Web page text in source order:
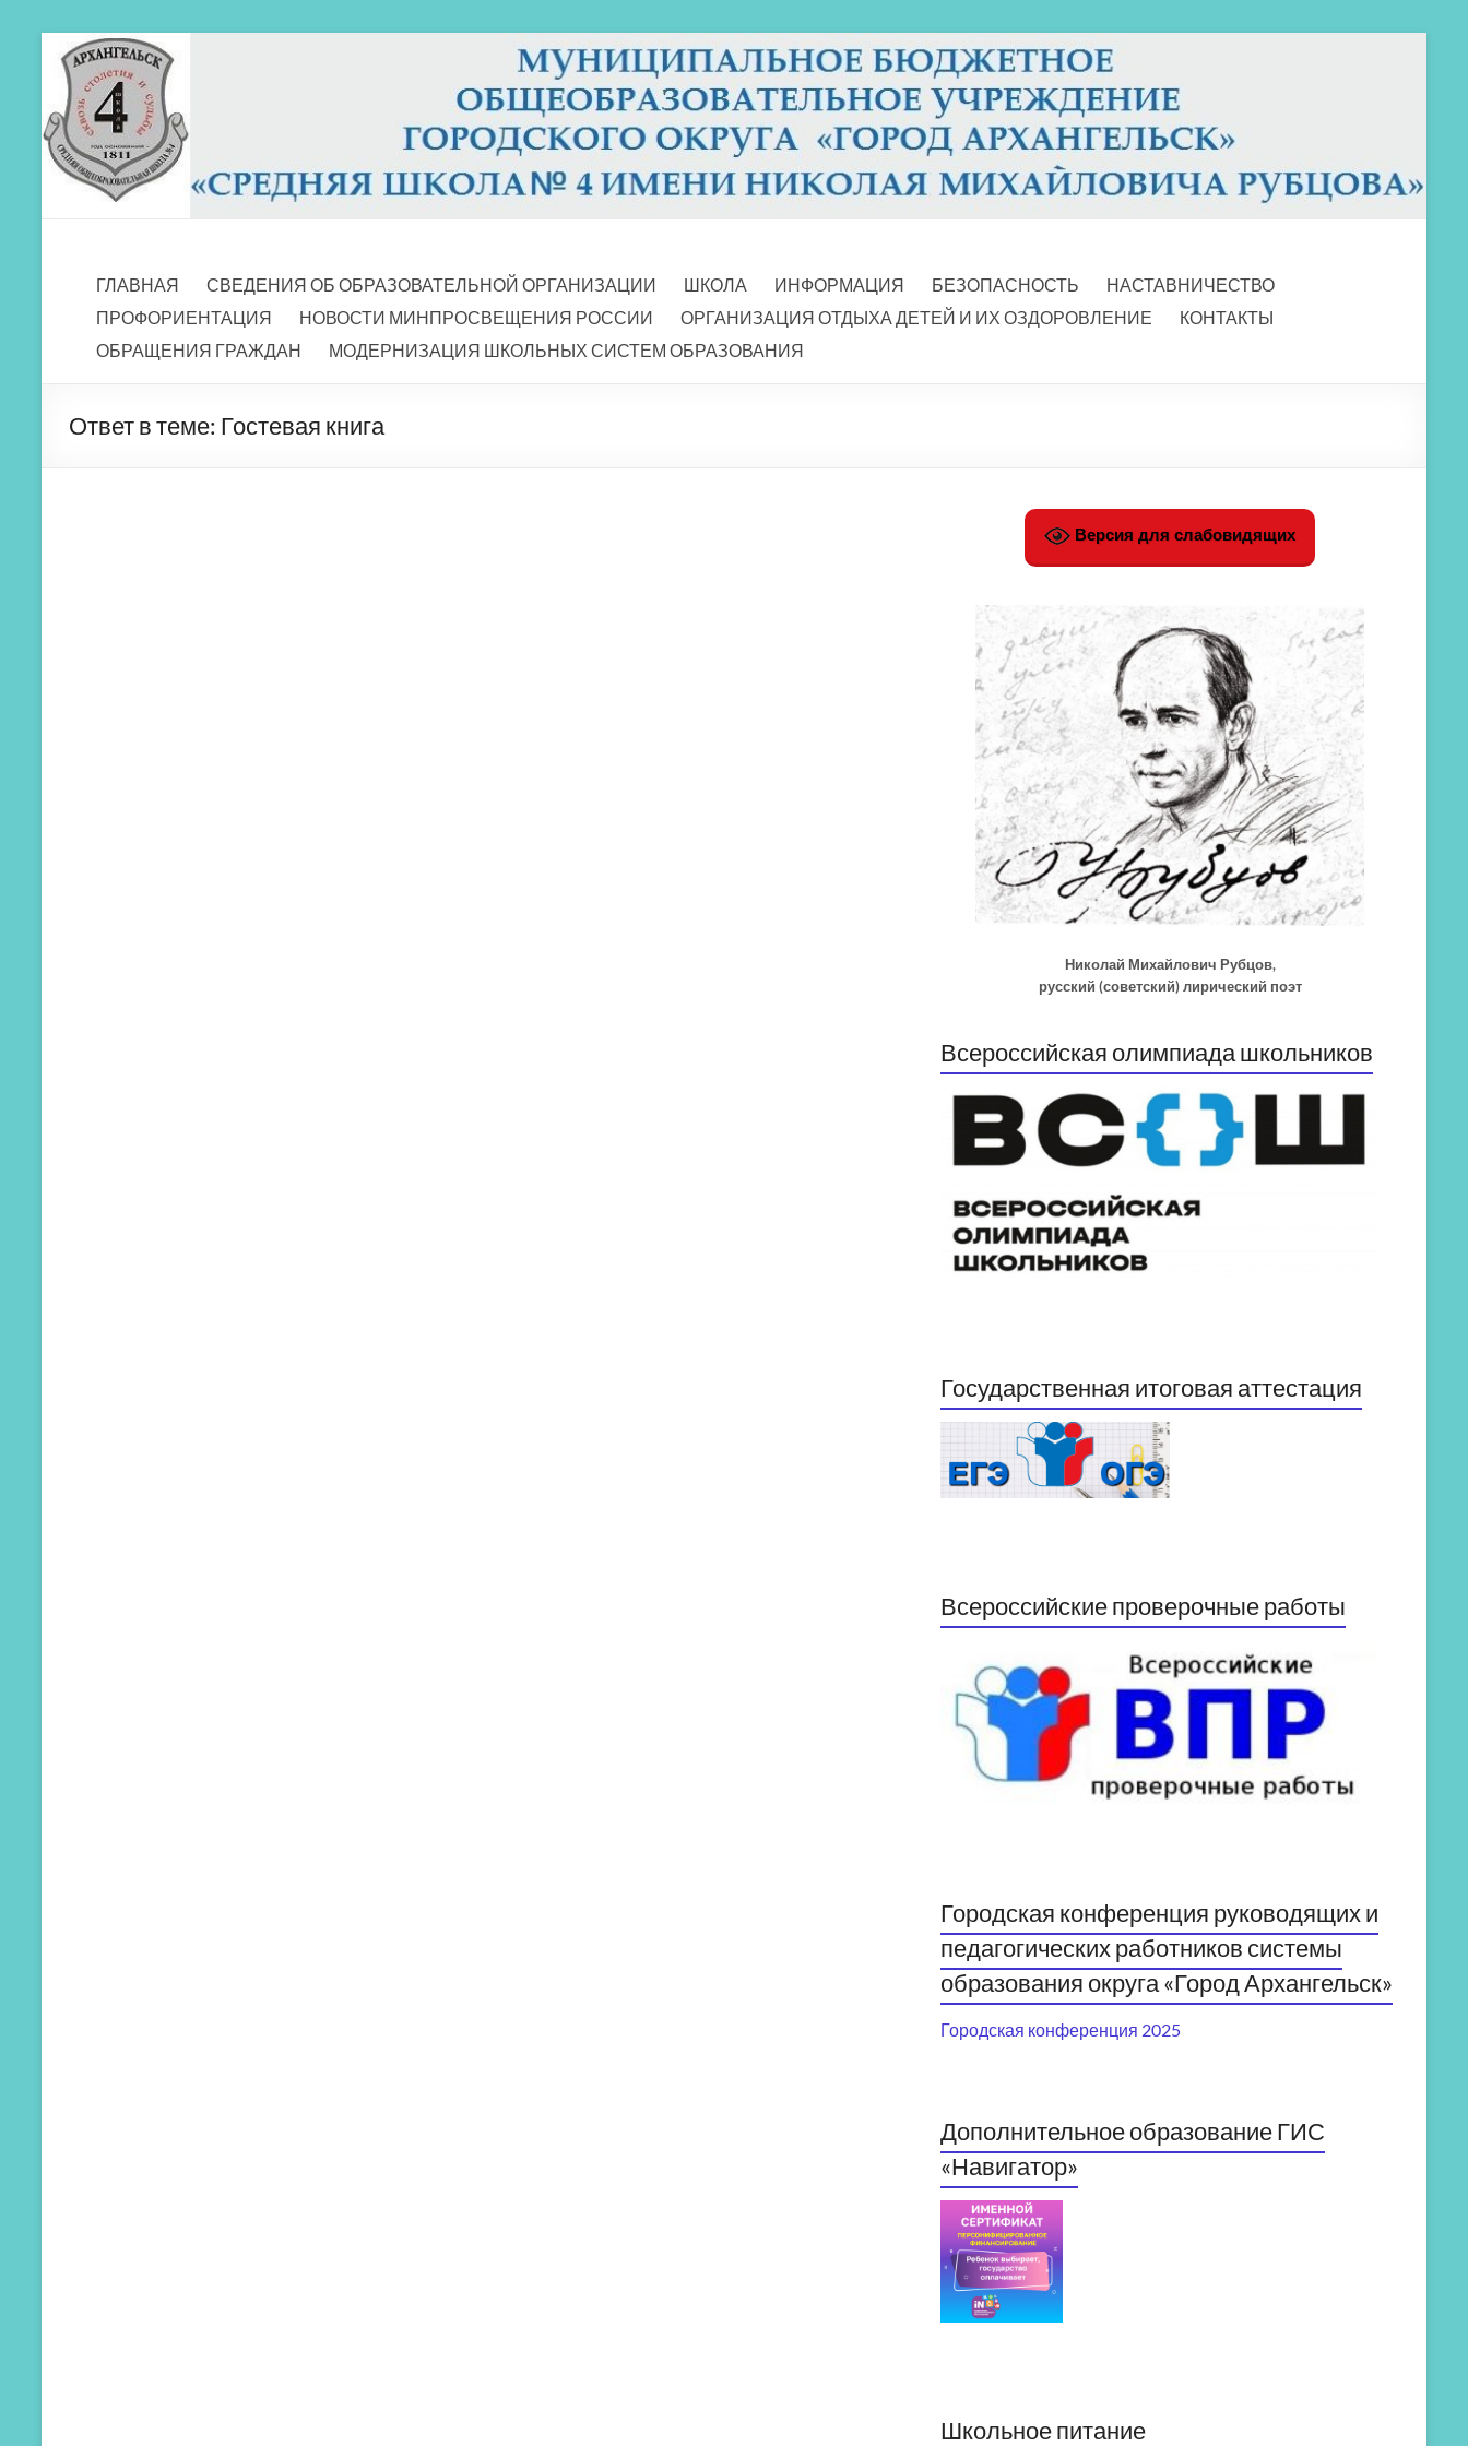
Перейти
содержимому
МБОУ СШ 4
ГЛАВНАЯ
СВЕДЕНИЯ ОБ ОБРАЗОВАТЕЛЬНОЙ ОРГАНИЗАЦИИ ШКОЛА ИНФОРМАЦИЯ БЕЗОПАСНОСТЬ
НАСТАВНИЧЕСТВО
ПРОФОРИЕНТАЦИЯ
НОВОСТИ МИНПРОСВЕЩЕНИЯ РОССИИ ОРГАНИЗАЦИЯ ОТДЫХА ДЕТЕЙ И ИХ ОЗДОРОВЛЕНИЕ
КОНТАКТЫ
ОБРАЩЕНИЯ ГРАЖДАН
МОДЕРНИЗАЦИЯ ШКОЛЬНЫХ СИСТЕМ ОБРАЗОВАНИЯ
Ответ в теме: Гостевая книга
Версия для слабовидящих
Николай Михайлович Рубцов,
русский (советский) лирический поэт
Всероссийская олимпиада школьников
Государственная итоговая аттестация
Всероссийские проверочные работы
Городская конференция руководящих и
педагогических работников системы
образования округа «Город Архангельск»
Городская конференция 2025
Дополнительное образование ГИС
«Навигатор»
Школьное питание